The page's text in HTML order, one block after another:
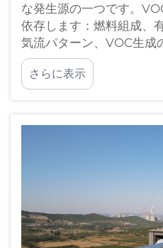
な発生源の一つです。
依存します：燃料組成、
気流パターン、VOC生成
さらに表示